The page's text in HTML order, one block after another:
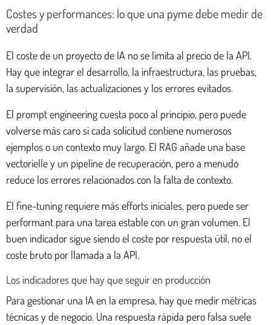
Costes y performances: lo que una pyme debe medir de
verdad
El coste de un proyecto de IA no se limita al precio de la API.
Hay que integrar el desarrollo, la infraestructura, las pruebas,
la supervisión, las actualizaciones y los errores evitados.
El prompt engineering cuesta poco al principio, pero puede
volverse más caro si cada solicitud contiene numerosos
ejemplos o un contexto muy largo. El RAG añade una base
vectorielle y un pipeline de recuperación, pero a menudo
reduce los errores relacionados con la falta de contexto.
El fine-tuning requiere más efforts iniciales, pero puede ser
performant para una tarea estable con un gran volumen. El
buen indicador sigue siendo el coste por respuesta útil, no el
coste bruto por llamada a la API.
Los indicadores que hay que seguir en producción
Para gestionar una IA en la empresa, hay que medir métricas
técnicas y de negocio. Una respuesta rápida pero falsa suele